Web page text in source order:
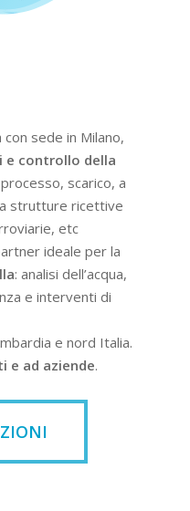
sede in Milano,
e controllo della
scarico, a
strutture ricettive
etc
ideale per la
: analisi dell’acqua,
e interventi di
e nord Italia.
e ad aziende.